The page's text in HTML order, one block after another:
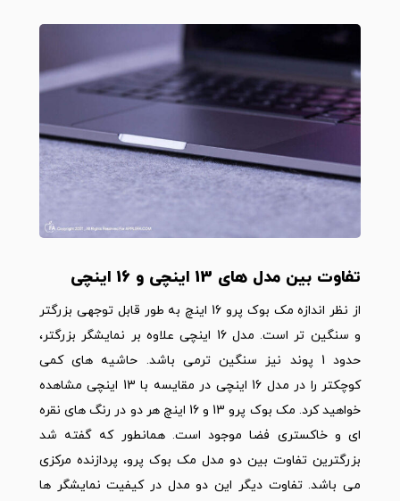
تفاوت بین مدل های 13 اینچی و 16 اینچی
از نظر اندازه مک بوک پرو 16 اینچ به طور قابل توجهی بزرگتر
و سنگین تر است. مدل 16 اینچی علاوه بر نمایشگر بزرگتر،
حدود 1 پوند نیز سنگین ترمی باشد. حاشیه های کمی
کوچکتر را در مدل 16 اینچی در مقایسه با 13 اینچی مشاهده
خواهید کرد. مک بوک پرو 13 و 16 اینچ هر دو در رنگ های نقره
ای و خاکستری فضا موجود است. همانطور که گفته شد
بزرگترین تفاوت بین دو مدل مک بوک پرو، پردازنده مرکزی
می باشد. تفاوت دیگر این دو مدل در کیفیت نمایشگر ها